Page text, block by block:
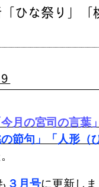
ひな祭り」「
今月の宮司の言葉
節句」「人形（
３月号に更新し